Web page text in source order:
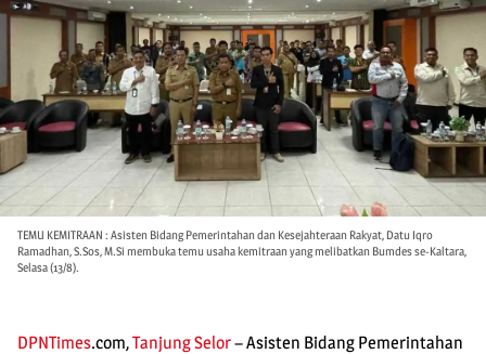
TEMU KEMITRAAN : Asisten Bidang Pemerintahan dan Kesejahteraan Rakyat, Datu Iqro
Ramadhan, S.Sos, M.Si membuka temu usaha kemitraan yang melibatkan Bumdes se-Kaltara,
Selasa (13/8).
DPNTimes.com,Tanjung Selor– Asisten Bidang Pemerintahan